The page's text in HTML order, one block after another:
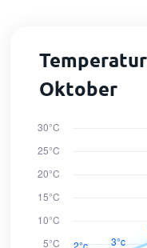
Oktober